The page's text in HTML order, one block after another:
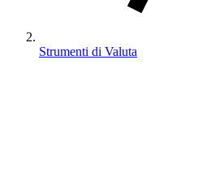
Strumenti di Valuta